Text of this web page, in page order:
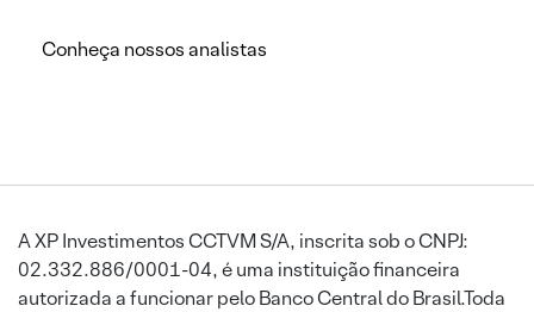
Conheça nossos analistas
A XP Investimentos CCTVM S/A, inscrita sob o CNPJ:
02.332.886/0001-04, é uma instituição financeira
autorizada a funcionar pelo Banco Central do Brasil.Toda